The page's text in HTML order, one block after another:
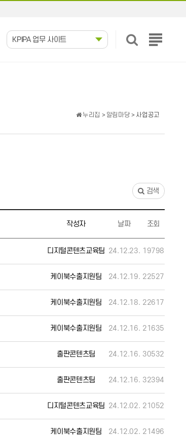
KPIPA 업무 사이트
전
누리집 > 알림마당 > 사업공고
검색
작성자 날짜 조회
디지털콘텐츠교육팀 24.12.23. 19798
케이북수출지원팀 24.12.19. 22527
케이북수출지원팀 24.12.18. 22617
케이북수출지원팀 24.12.16. 21635
출판콘텐츠팀 24.12.16. 30532
출판콘텐츠팀 24.12.16. 32394
디지털콘텐츠교육팀 24.12.02. 21052
케이북수출지원팀 24.12.02. 21496